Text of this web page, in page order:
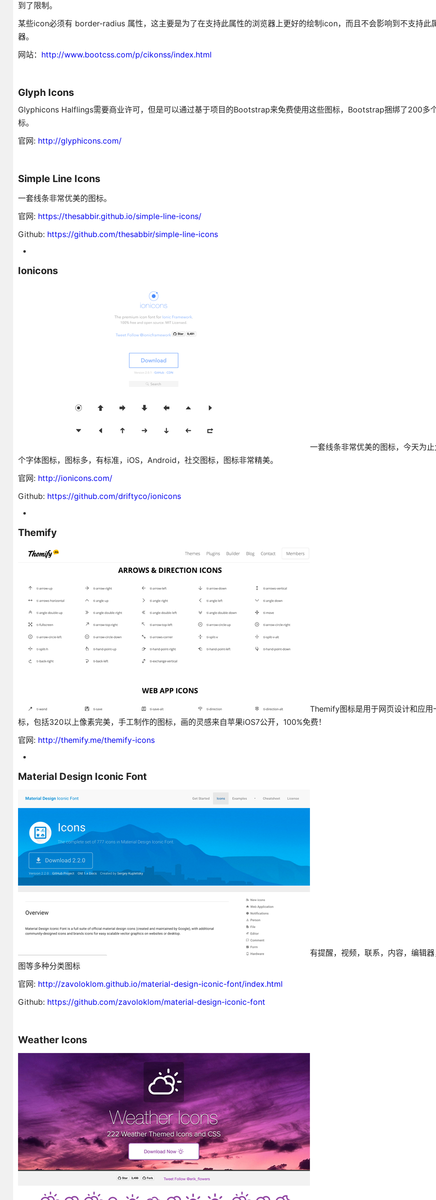
到了限制。
某些icon必须有 border-radius 属性，这主要是为了在支持此属性的浏览器上更好的绘制icon，而且不会影响到不支持此
器。
网站： http://www.bootcss.com/p/cikonss/index.html
Glyph Icons
Glyphicons Halflings需要商业许可，但是可以通过基于项目的Bootstrap来免费使用这些图标，Bootstrap捆绑了200多
标。
官网: http://glyphicons.com/
Simple Line Icons
一套线条非常优美的图标。
官网: https://thesabbir.github.io/simple-line-icons/
Github: https://github.com/thesabbir/simple-line-icons
Ionicons
一套线条非常优美的图标，今天为
个字体图标，图标多，有标准，iOS，Android，社交图标，图标非常精美。
官网: http://ionicons.com/
Github: https://github.com/driftyco/ionicons
Themify
Themify图标是用于网页设计和应用
标，包括320以上像素完美，手工制作的图标，画的灵感来自苹果iOS7公开，100%免费！
官网: http://themify.me/themify-icons
Material Design Iconic Font
有提醒，视频，联系，内容，编辑
图等多种分类图标
官网: http://zavoloklom.github.io/material-design-iconic-font/index.html
Github: https://github.com/zavoloklom/material-design-iconic-font
Weather Icons